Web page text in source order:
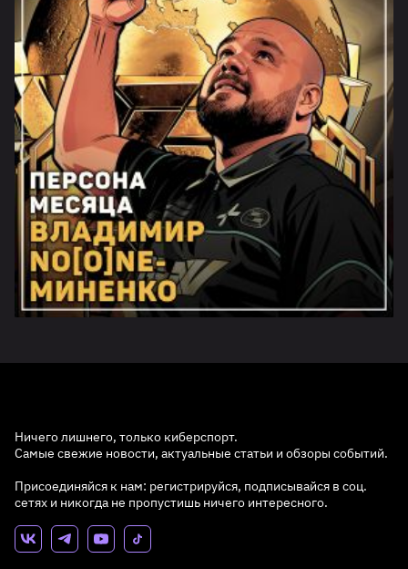
Ничего лишнего, только киберспорт.
Самые свежие новости, актуальные статьи и обзоры событий.
Присоединяйся к нам: регистрируйся, подписывайся в соц.
сетях и никогда не пропустишь ничего интересного.